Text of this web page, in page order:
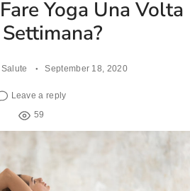
Yoga Una Volta
September 18, 2020
Leave a reply
59